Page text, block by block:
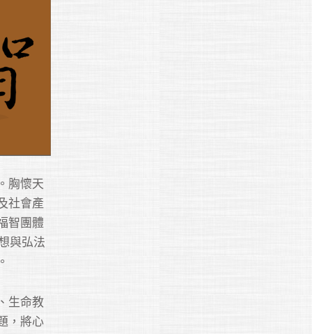
胸懷天
社會產
智團體
與弘法
生命教
，將心